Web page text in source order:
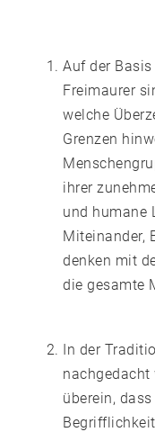
Auf der
Freimaurer
welche
Grenzen
ihrer
und humane
Miteinander,
denken mit
die gesamte
In der
nachgedacht
überein,